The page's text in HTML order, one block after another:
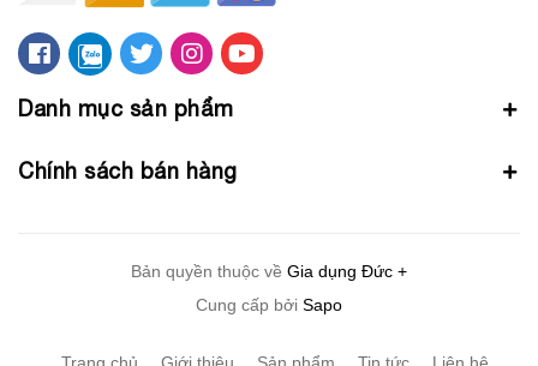
Danh mục sản phẩm
Chính sách bán hàng
Bản quyền thuộc về Gia dụng Đức +
Cung cấp bởi Sapo